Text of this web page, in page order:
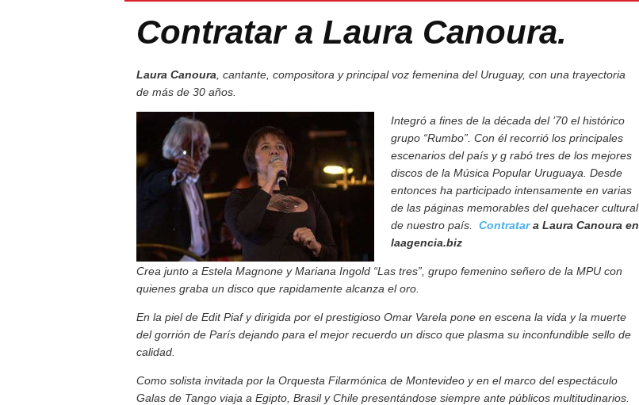
Contratar a Laura Canoura.
Laura Canoura , cantante, compositora y principal voz femenina del Uruguay, con una trayectoria
de más de 30 años.
Integró a fines de la década del ’70 el histórico
grupo “Rumbo”. Con él recorrió los principales
escenarios del país y g rabó tres de los mejores
discos de la Música Popular Uruguaya. Desde
entonces ha participado intensamente en varias
de las páginas memorables del quehacer cultural
de nuestro país. Contratara Laura Canoura en
laagencia.biz
Crea junto a Estela Magnone y Mariana Ingold “Las tres”, grupo femenino señero de la MPU con
quienes graba un disco que rapidamente alcanza el oro.
En la piel de Edit Piaf y dirigida por el prestigioso Omar Varela pone en escena la vida y la muerte
del gorrión de París dejando para el mejor recuerdo un disco que plasma su inconfundible sello de
calidad.
Como solista invitada por la Orquesta Filarmónica de Montevideo y en el marco del espectáculo
Galas de Tango viaja a Egipto, Brasil y Chile presentándose siempre ante públicos multitudinarios.